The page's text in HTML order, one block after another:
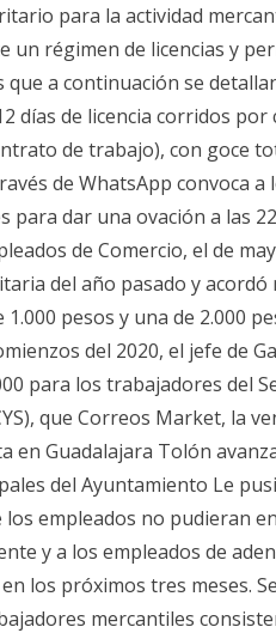
para la actividad
un régimen de licencias y
a continuación se
días de licencia corridos
de trabajo), con goce
de WhatsApp convoca
para dar una ovación a las
de Comercio, el de
del año pasado y
1.000 pesos y una de 2.000
del 2020, el jefe de
para los trabajadores del
que Correos Market, la
en Guadalajara Tolón
del Ayuntamiento Le
los empleados no pudieran
y a los empleados de
los próximos tres meses.
mercantiles